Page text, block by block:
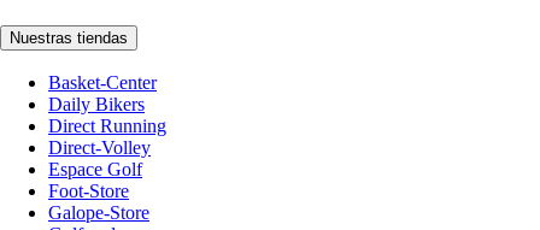
Nuestras tiendas
Basket-Center
Daily Bikers
Direct Running
Direct-Volley
Espace Golf
Foot-Store
Galope-Store